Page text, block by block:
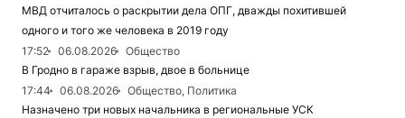
МВД отчиталось о раскрытии дела ОПГ, дважды похитившей
одного и того же человека в 2019 году
17:52
06.08.2026
Общество
В Гродно в гараже взрыв, двое в больнице
17:44
06.08.2026
Общество, Политика
Назначено три новых начальника в региональные УСК